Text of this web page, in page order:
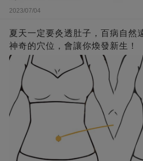
2023/07/04
夏天一定要灸透肚子，百病自然
神奇的穴位，會讓你煥發新生！